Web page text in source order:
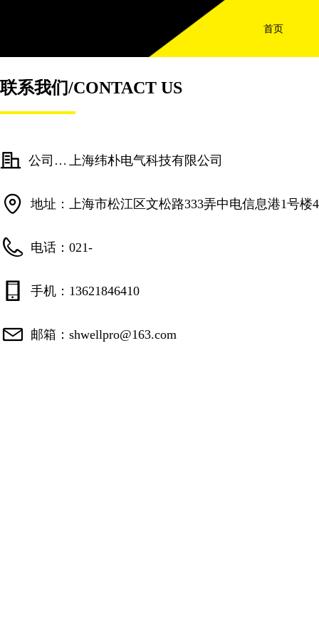
首页
联系我们/CONTACT US
公司名称： 上海纬朴电气科技有限公司
地址： 上海市松江区文松路333弄中电信息港1号楼
电话： 021-
手机： 13621846410
邮箱： shwellpro@163.com